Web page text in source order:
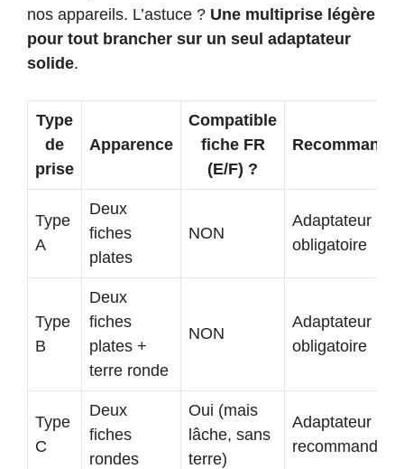
nos appareils. L’astuce ? Une multiprise légère
pour tout brancher sur un seul adaptateur
solide.
Type
de
prise
Apparence
Compatible
fiche FR
(E/F) ?
Type
A
Deux
fiches
plates
NON
Adaptateur
obligatoire
Type
B
Deux
fiches
plates +
terre ronde
NON
Adaptateur
obligatoire
Type
C
Deux
fiches
rondes
Oui (mais
lâche, sans
terre)
Adaptateur
recommandé